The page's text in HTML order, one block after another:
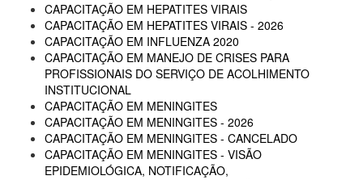
CAPACITAÇÃO EM HEPATITES VIRAIS
CAPACITAÇÃO EM HEPATITES VIRAIS - 2026
CAPACITAÇÃO EM INFLUENZA 2020
CAPACITAÇÃO EM MANEJO DE CRISES PARA
PROFISSIONAIS DO SERVIÇO DE ACOLHIMENTO
INSTITUCIONAL
CAPACITAÇÃO EM MENINGITES
CAPACITAÇÃO EM MENINGITES - 2026
CAPACITAÇÃO EM MENINGITES - CANCELADO
CAPACITAÇÃO EM MENINGITES - VISÃO
EPIDEMIOLÓGICA, NOTIFICAÇÃO,